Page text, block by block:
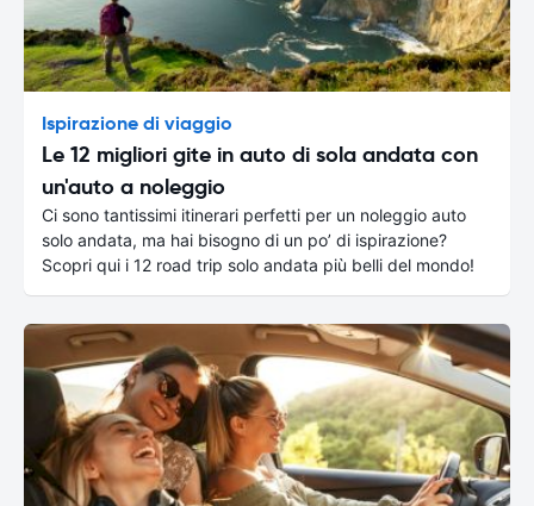
Ispirazione di viaggio
Le 12 migliori gite in auto di sola andata con
un'auto a noleggio
Ci sono tantissimi itinerari perfetti per un noleggio auto
solo andata, ma hai bisogno di un po’ di ispirazione?
Scopri qui i 12 road trip solo andata più belli del mondo!